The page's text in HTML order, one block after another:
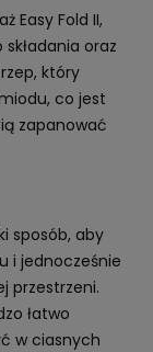
Easy Fold II,
oraz
który
co jest
zapanować
sposób, aby
i jednocześnie
przestrzeni.
łatwo
w ciasnych